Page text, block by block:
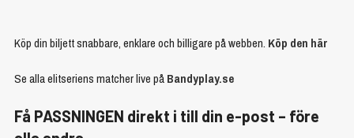
Köp din biljett snabbare, enklare och billigare på webben. Köp den här
Se alla elitseriens matcher live påBandyplay.se
Få PASSNINGEN direkt i till din e-post – före